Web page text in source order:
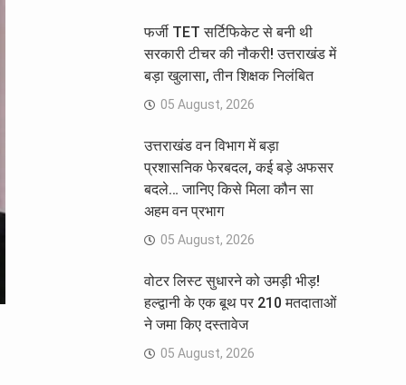
फर्जी TET सर्टिफिकेट से बनी थी
सरकारी टीचर की नौकरी! उत्तराखंड में
बड़ा खुलासा, तीन शिक्षक निलंबित
05 August, 2026
उत्तराखंड वन विभाग में बड़ा
प्रशासनिक फेरबदल, कई बड़े अफसर
बदले… जानिए किसे मिला कौन सा
अहम वन प्रभाग
05 August, 2026
वोटर लिस्ट सुधारने को उमड़ी भीड़!
हल्द्वानी के एक बूथ पर 210 मतदाताओं
ने जमा किए दस्तावेज
05 August, 2026